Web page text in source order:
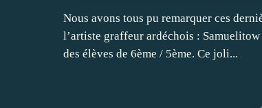
Nous avons tous pu remarquer ces
l’artiste graffeur ardéchois :
des élèves de 6ème / 5ème. Ce joli...